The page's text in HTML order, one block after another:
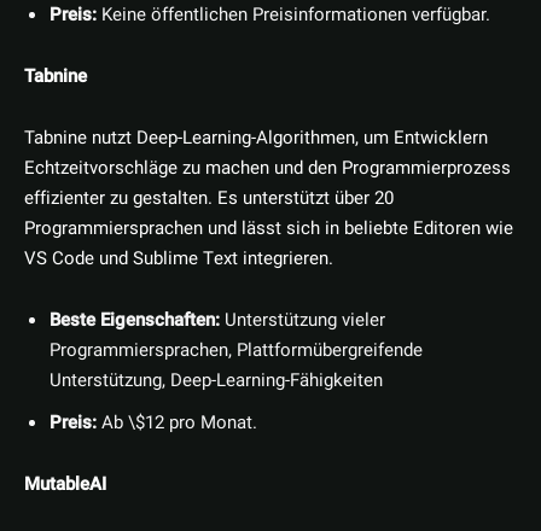
Preis: Keine öffentlichen Preisinformationen verfügbar.
Tabnine
Tabnine nutzt Deep-Learning-Algorithmen, um Entwicklern
Echtzeitvorschläge zu machen und den Programmierprozess
effizienter zu gestalten. Es unterstützt über 20
Programmiersprachen und lässt sich in beliebte Editoren wie
VS Code und Sublime Text integrieren.
Beste Eigenschaften: Unterstützung vieler
Programmiersprachen, Plattformübergreifende
Unterstützung, Deep-Learning-Fähigkeiten
Preis:Ab \$12 pro Monat.
MutableAI